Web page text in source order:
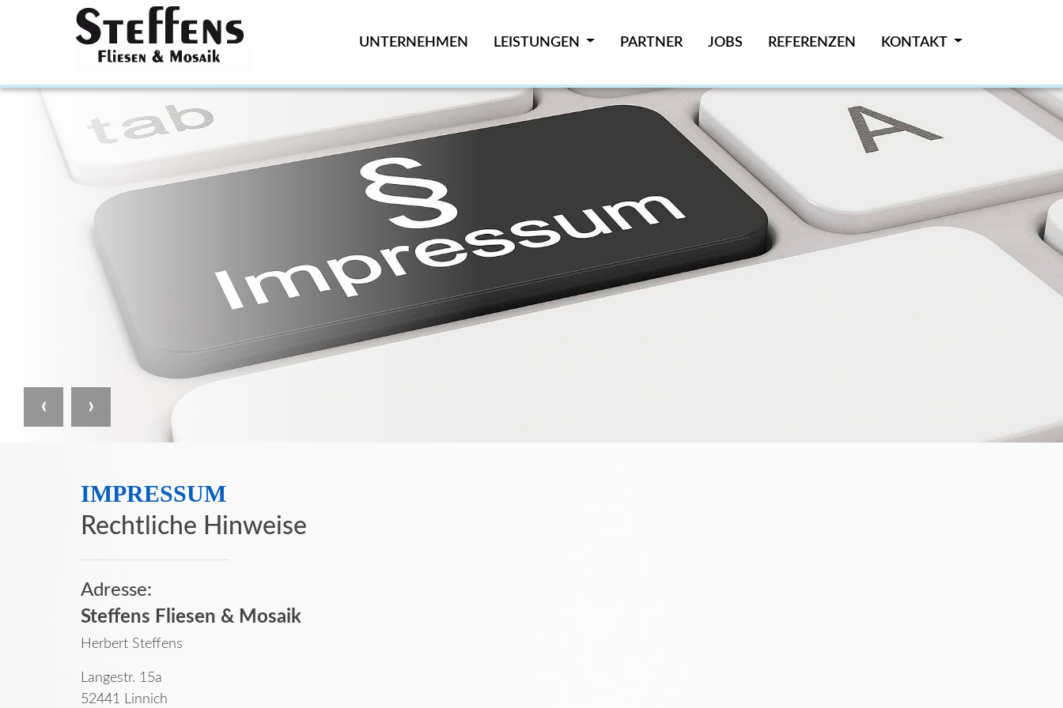
UNTERNEHMEN LEISTUNGEN PARTNER JOBS REFERENZEN KONTAKT
IMPRESSUM
Rechtliche Hinweise
Adresse:
Steffens Fliesen & Mosaik
Herbert Steffens
Langestr. 15a
52441 Linnich